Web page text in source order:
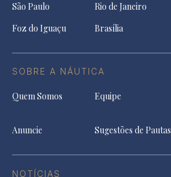
São Paulo Rio de Janeiro
Foz do Iguaçu
Brasília
SOBRE A NÁUTICA
Quem Somos Equipe
Anuncie
Sugestões de Pautas
NOTÍCIAS